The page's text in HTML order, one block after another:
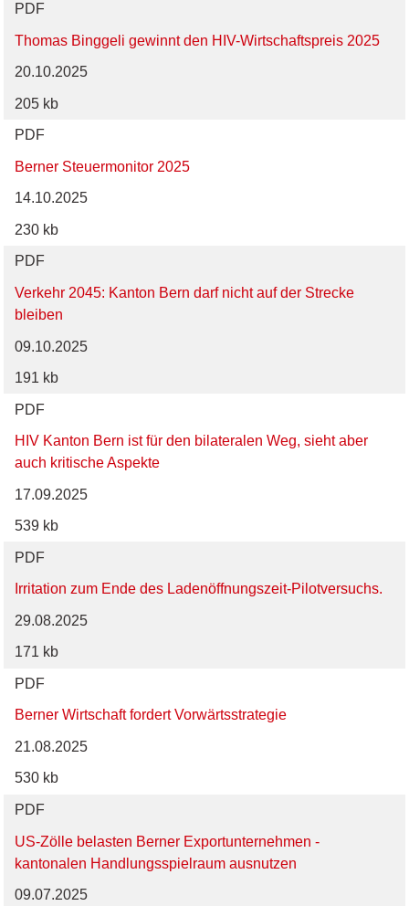
PDF
Thomas Binggeli gewinnt den HIV-Wirtschaftspreis 2025
20.10.2025
205 kb
PDF
Berner Steuermonitor 2025
14.10.2025
230 kb
PDF
Verkehr 2045: Kanton Bern darf nicht auf der Strecke
bleiben
09.10.2025
191 kb
PDF
HIV Kanton Bern ist für den bilateralen Weg, sieht aber
auch kritische Aspekte
17.09.2025
539 kb
PDF
Irritation zum Ende des Ladenöffnungszeit-Pilotversuchs.
29.08.2025
171 kb
PDF
Berner Wirtschaft fordert Vorwärtsstrategie
21.08.2025
530 kb
PDF
US-Zölle belasten Berner Exportunternehmen -
kantonalen Handlungsspielraum ausnutzen
09.07.2025